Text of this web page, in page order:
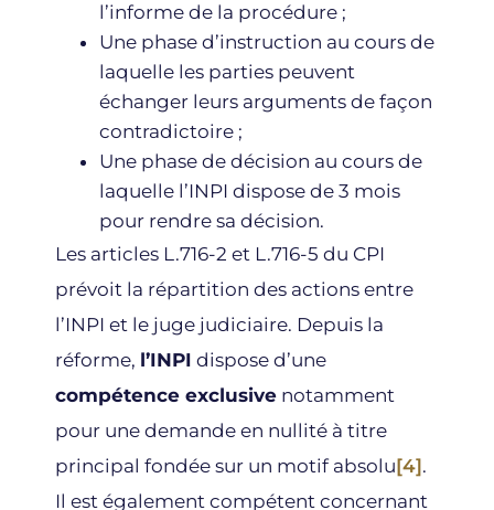
l’informe de la procédure ;
Une phase d’instruction au cours de
laquelle les parties peuvent
échanger leurs arguments de façon
contradictoire ;
Une phase de décision au cours de
laquelle l’INPI dispose de 3 mois
pour rendre sa décision.
Les articles L.716-2 et L.716-5 du CPI
prévoit la répartition des actions entre
l’INPI et le juge judiciaire. Depuis la
réforme, l’INPI dispose d’une
compétence exclusive notamment
pour une demande en nullité à titre
principal fondée sur un motif absolu[4].
Il est également compétent concernant